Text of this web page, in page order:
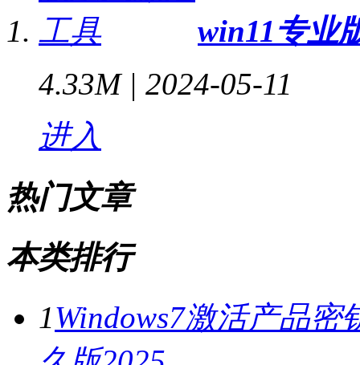
win11专业
4.33M | 2024-05-11
进入
热门文章
本类排行
1Windows7激活产品密